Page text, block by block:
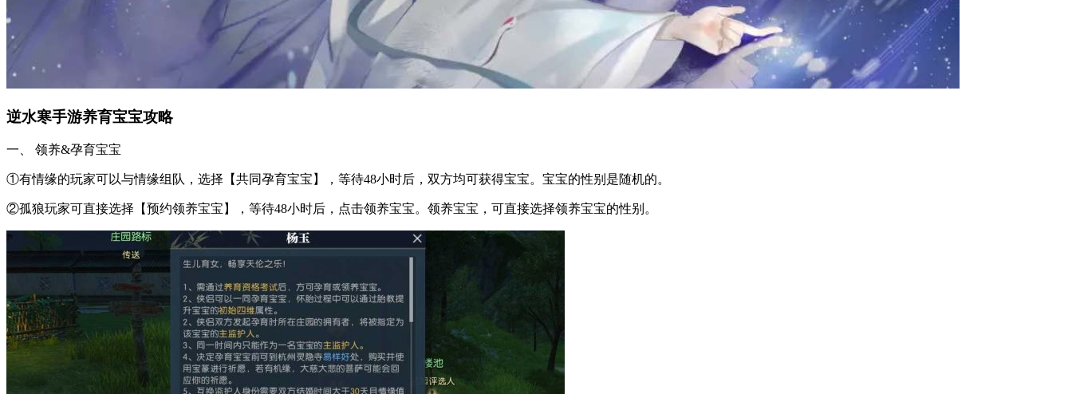
逆水寒手游养育宝宝攻略
一、 领养&孕育宝宝
①有情缘的玩家可以与情缘组队，选择【共同孕育宝宝】，等待48小时后，双方均可获得宝宝。宝宝的性别是随机的。
②孤狼玩家可直接选择【预约领养宝宝】，等待48小时后，点击领养宝宝。领养宝宝，可直接选择领养宝宝的性别。